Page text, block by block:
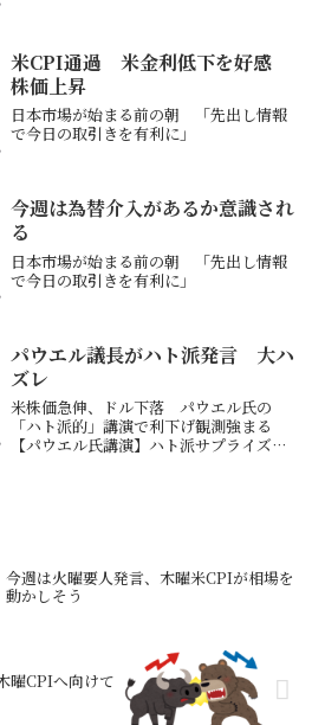
米CPI通過 米金利低下を好感
株価上昇
日本市場が始まる前の朝 「先出し情報
で今日の取引きを有利に」
今週は為替介入があるか意識され
る
日本市場が始まる前の朝 「先出し情報
で今日の取引きを有利に」
パウエル議長がハト派発言 大ハ
ズレ
米株価急伸、ドル下落 パウエル氏の
「ハト派的」講演で利下げ観測強まる
【パウエル氏講演】ハト派サプライズ、
今週は火曜要人発言、木曜米CPIが相場を
動かしそう
曜CPIへ向けて